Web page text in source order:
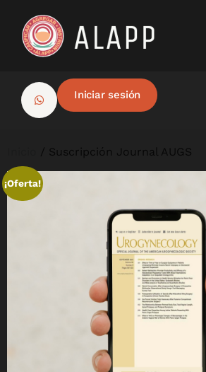
Iniciar sesión
/ Suscripción Journal AUGS
¡Oferta!